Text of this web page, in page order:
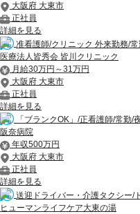
大阪府 大東市
正社員
詳細を見る
准看護師/クリニック 外来勤務/
医療法人皆秀会 皆川クリニック
月給30万円～31万円
大阪府 大東市
正社員
詳細を見る
「ブランクOK」/正看護師/常勤
阪奈病院
年収500万円
大阪府 大東市
正社員
詳細を見る
送迎ドライバー・介護タクシー/
ヒューマンライフケア大東の湯